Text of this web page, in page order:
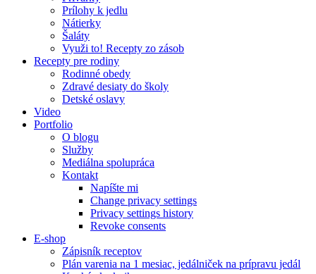
Prílohy k jedlu
Nátierky
Šaláty
Využi to! Recepty zo zásob
Recepty pre rodiny
Rodinné obedy
Zdravé desiaty do školy
Detské oslavy
Video
Portfolio
O blogu
Služby
Mediálna spolupráca
Kontakt
Napíšte mi
Change privacy settings
Privacy settings history
Revoke consents
E-shop
Zápisník receptov
Plán varenia na 1 mesiac, jedálniček na prípravu jedál